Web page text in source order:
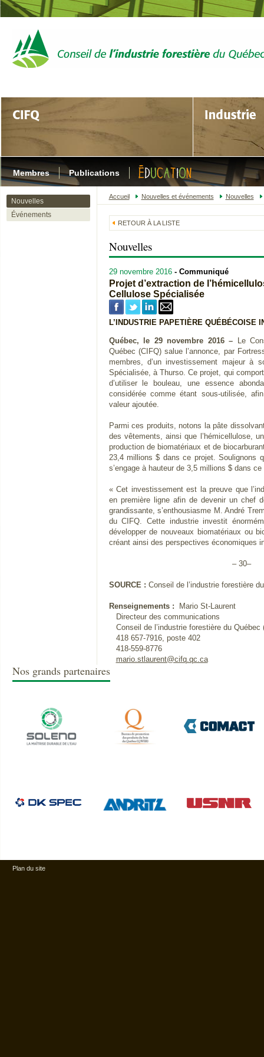
Membres Publications
Nouvelles
Événements
Accueil Nouvelles et événements Nouvelles
RETOUR À LA LISTE
Nouvelles
29 novembre 2016 - Communiqué
Projet d’extraction de
Cellulose Spécialisée
L’INDUSTRIE PAPETIÈRE QUÉBÉCOISE
Québec, le 29 novembre 2016 – Le
Québec (CIFQ) salue l’annonce, par
membres, d’un investissement majeur à
Spécialisée, à Thurso. Ce projet, qui
d’utiliser le bouleau, une essence
considérée comme étant sous-utilisée,
valeur ajoutée.
Parmi ces produits, notons la pâte
des vêtements, ainsi que l’hémicellulose,
production de biomatériaux et de
23,4 millions $ dans ce projet. Soulignons
s’engage à hauteur de 3,5 millions $ dans ce
« Cet investissement est la preuve que
en première ligne afin de devenir un chef
grandissante, s’enthousiasme M. André
du CIFQ. Cette industrie investit
développer de nouveaux biomatériaux ou
créant ainsi des perspectives économiques
– 30–
SOURCE : Conseil de l’industrie forestière
Renseignements : Mario St-Laurent
Directeur des communications
Conseil de l’industrie forestière du Québec
418 657-7916, poste 402
418-559-8776
mario.stlaurent@cifq.qc.ca
Nos grands partenaires
Plan du site